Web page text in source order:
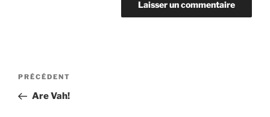
Navigation
l’article
Article
précédent
PRÉCÉDENT
Are Vah!